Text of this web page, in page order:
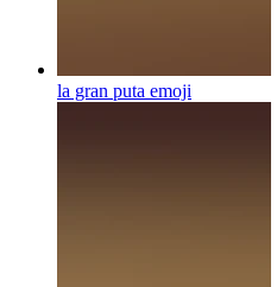
la gran puta emoji